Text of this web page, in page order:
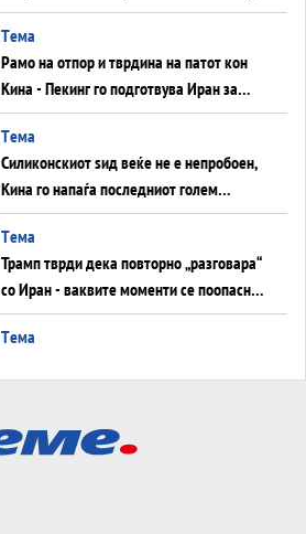
во Суец најавува глобален енергетски
инфаркт?
Tема
Рамо на отпор и тврдина на патот кон
Кина - Пекинг го подготвува Иран за
американска копнена инвазија
Tема
Силиконскиот ѕид веќе не е непробоен,
Кина го напаѓа последниот голем
монопол на Западот?
Tема
Трамп тврди дека повторно „разговара“
со Иран - ваквите моменти се поопасни
од отворените закани
Tема
Tема
АТОМСКО ДОМИНО НА БЛИСКИОТ